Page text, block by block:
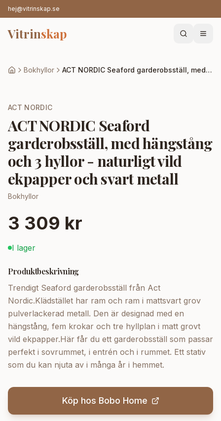
hej@vitrinskap.se
Vitrinskap
Bokhyllor ACT NORDIC Seaford garderobsställ, med hängstång och 3 hyllor - naturligt vild ekpapper och svart metall
ACT NORDIC
ACT NORDIC Seaford
garderobsställ, med hängstång
och 3 hyllor - naturligt vild
ekpapper och svart metall
Bokhyllor
3 309 kr
I lager
Produktbeskrivning
Trendigt Seaford garderobsställ från Act
Nordic.Klädstället har ram och ram i mattsvart grov
pulverlackerad metall. Den är designad med en
hängstång, fem krokar och tre hyllplan i matt grovt
vild ekpapper.Här får du ett garderobsställ som passar
perfekt i sovrummet, i entrén och i rummet. Ett stativ
som du kan njuta av i många år i hemmet.
Köp hos Bobo Home